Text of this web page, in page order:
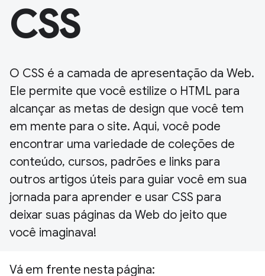
CSS
O CSS é a camada de apresentação da Web.
Ele permite que você estilize o HTML para
alcançar as metas de design que você tem
em mente para o site. Aqui, você pode
encontrar uma variedade de coleções de
conteúdo, cursos, padrões e links para
outros artigos úteis para guiar você em sua
jornada para aprender e usar CSS para
deixar suas páginas da Web do jeito que
você imaginava!
Vá em frente nesta página: